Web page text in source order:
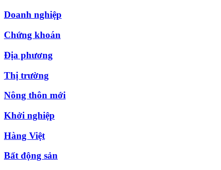
Doanh nghiệp
Chứng khoán
Địa phương
Thị trường
Nông thôn mới
Khởi nghiệp
Hàng Việt
Bất động sản